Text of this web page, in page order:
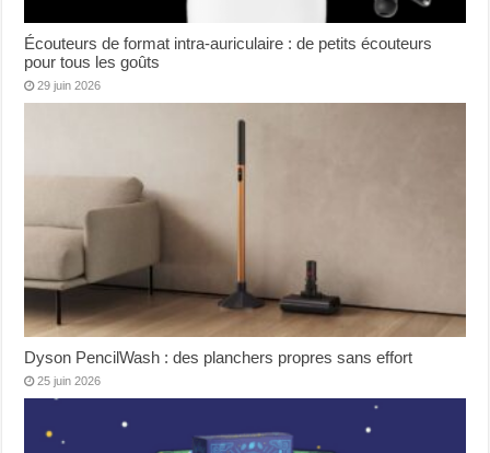
Écouteurs de format intra-auriculaire : de petits écouteurs
pour tous les goûts
29 juin 2026
Dyson PencilWash : des planchers propres sans effort
25 juin 2026